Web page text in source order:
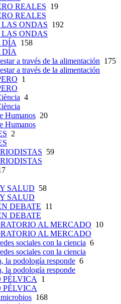
REALES 19
REALES
LAS ONDAS 192
LAS ONDAS
DÍA 158
DÍA
a través de la alimentación 175
a través de la alimentación
1
4
Humanos 20
Humanos
2
59
SALUD 58
SALUD
DEBATE 11
DEBATE
AL MERCADO 10
AL MERCADO
sociales con la ciencia 6
sociales con la ciencia
la podología responde 6
la podología responde
PÉLVICA 1
PÉLVICA
168